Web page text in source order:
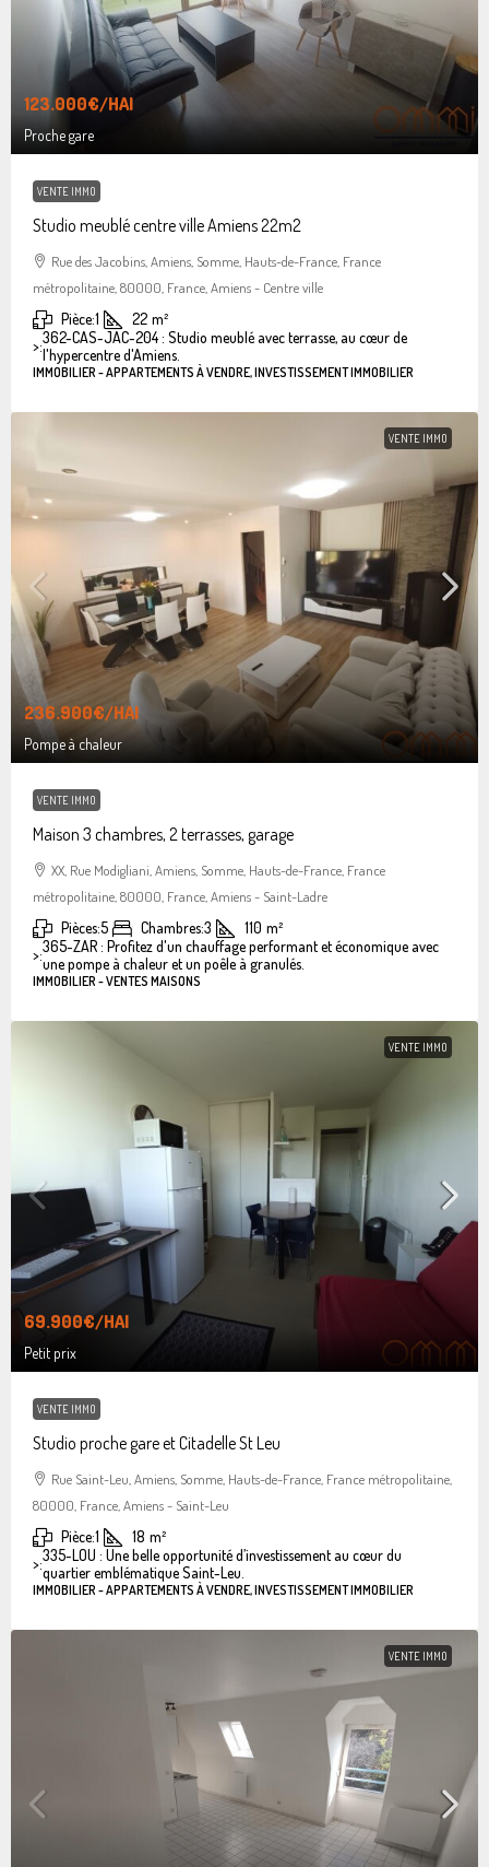
123.000€/HAI
Proche gare
VENTE IMMO
Studio meublé centre ville Amiens 22m2
Rue des Jacobins, Amiens, Somme, Hauts-de-France, France
métropolitaine, 80000, France, Amiens - Centre ville
Pièce:1 22 m²
>:362-CAS-JAC-204 : Studio meublé avec terrasse, au cœur de
l'hypercentre d'Amiens.
IMMOBILIER - APPARTEMENTS À VENDRE, INVESTISSEMENT IMMOBILIER
VENTE IMMO
236.900€/HAI
Pompe à chaleur
VENTE IMMO
Maison 3 chambres, 2 terrasses, garage
XX, Rue Modigliani, Amiens, Somme, Hauts-de-France, France
métropolitaine, 80000, France, Amiens - Saint-Ladre
Pièces:5 Chambres:3 110 m²
>:365-ZAR : Profitez d'un chauffage performant et économique avec
une pompe à chaleur et un poêle à granulés.
IMMOBILIER - VENTES MAISONS
VENTE IMMO
69.900€/HAI
Petit prix
VENTE IMMO
Studio proche gare et Citadelle St Leu
Rue Saint-Leu, Amiens, Somme, Hauts-de-France, France métropolitaine,
80000, France, Amiens - Saint-Leu
Pièce:1 18 m²
>:335-LOU : Une belle opportunité d’investissement au cœur du
quartier emblématique Saint-Leu.
IMMOBILIER - APPARTEMENTS À VENDRE, INVESTISSEMENT IMMOBILIER
VENTE IMMO